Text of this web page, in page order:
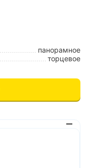
панорамное
торцевое